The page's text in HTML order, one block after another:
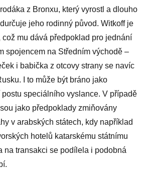
z Bronxu, který vyrostl a dlouho
jeho rodinný původ. Witkoff je
mu dává předpoklad pro jednání
spojencem na Středním východě –
i babička z otcovy strany se navíc
I to může být bráno jako
speciálního vyslance. V případě
jako předpoklady zmiňovány
v arabských státech, kdy například
hotelů katarskému státnímu
na transakci se podílela i podobná